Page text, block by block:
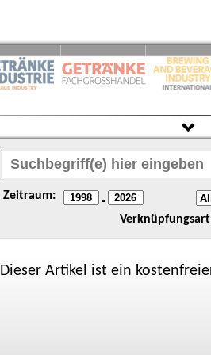
Zeitraum: -
Dieser Artikel ist ein